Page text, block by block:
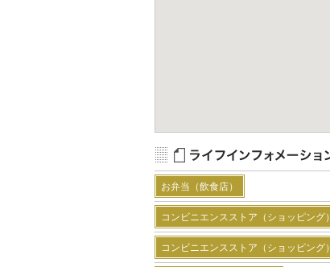
お弁当（飲食店）
コンビニエンスストア（ショッピング）
コンビニエンスストア（ショッピング）